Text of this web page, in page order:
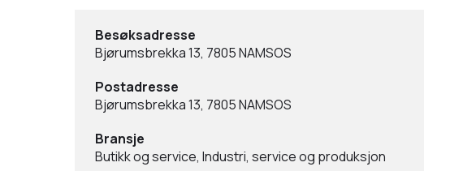
Besøksadresse
Bjørumsbrekka 13, 7805 NAMSOS
Postadresse
Bjørumsbrekka 13, 7805 NAMSOS
Bransje
Butikk og service, Industri, service og produksjon